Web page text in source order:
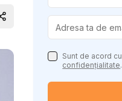
Distribuie conținutul
Sunt de acord cu
confidențialitate.